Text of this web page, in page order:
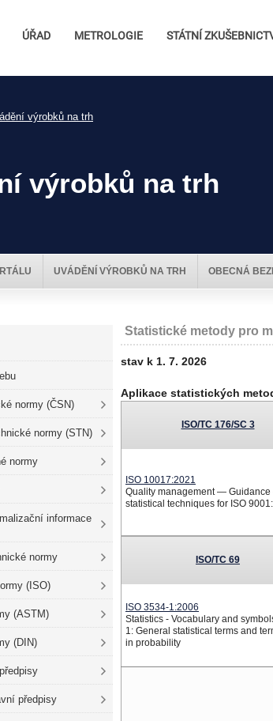
ÚŘAD METROLOGIE STÁTNÍ
výrobků na trh
výrobků na trh
UVÁDĚNÍ VÝROBKŮ NA TRH OBECNÁ
normy (ČSN)
normy (STN)
normy
informace
normy
(ISO)
(ASTM)
(DIN)
předpisy
Statistické metody pro
stav k 1. 7. 2026
Aplikace statistických
ISO/TC 176/SC 3
ISO 10017:2021
Quality management — Guidance
statistical techniques for ISO
ISO/TC 69
ISO 3534-1:2006
Statistics - Vocabulary and
1: General statistical terms and
in probability